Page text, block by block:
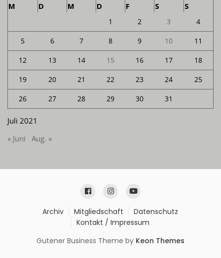
Juli 2021
M D M D F S S
1 2 3 4
5 6 7 8 9 10 11
12 13 14 15 16 17 18
19 20 21 22 23 24 25
26 27 28 29 30 31
« Juni Aug. »
Archiv Mitgliedschaft
Datenschutz
Kontakt / Impressum
Gutener Business Theme by Keon Themes